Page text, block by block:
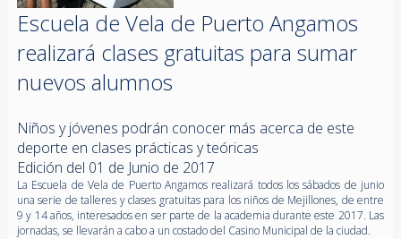
Escuela de Vela de Puerto Angamos
realizará clases gratuitas para sumar
nuevos alumnos
Niños y jóvenes podrán conocer más acerca de este
deporte en clases prácticas y teóricas
Edición del 01 de Junio de 2017
La Escuela de Vela de Puerto Angamos realizará todos los sábados de junio
una serie de talleres y clases gratuitas para los niños de Mejillones, de entre
9 y 14 años, interesados en ser parte de la academia durante este 2017. Las
jornadas, se llevarán a cabo a un costado del Casino Municipal de la ciudad.